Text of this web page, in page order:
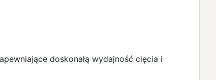
doskonałą wydajność cięcia i